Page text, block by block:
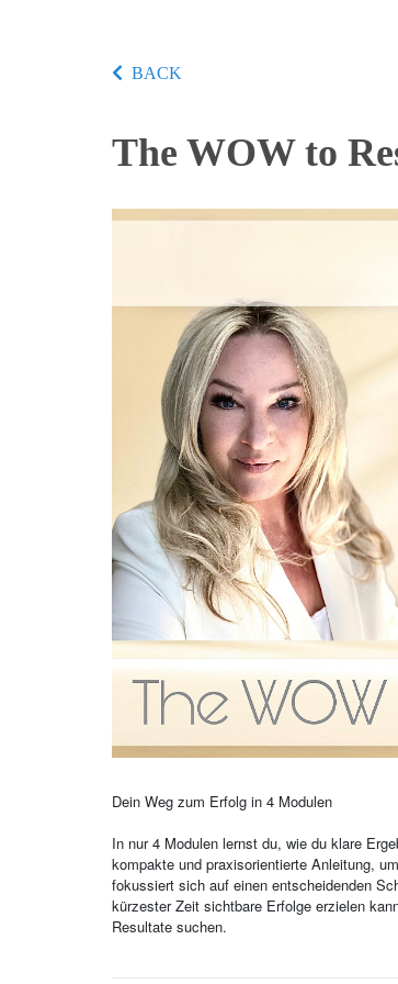
BACK
The WOW to
Dein Weg zum Erfolg in 4 Modulen
In nur 4 Modulen lernst du, wie du klare
kompakte und praxisorientierte Anleitung,
fokussiert sich auf einen entscheidenden
kürzester Zeit sichtbare Erfolge erzielen
Resultate suchen.